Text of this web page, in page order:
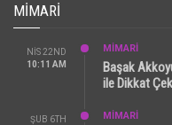
MIMARI
NIS 22ND
10:11 AM
MİMARİ
Başak
ile Dikkat
ŞUB 6TH
MİMARİ